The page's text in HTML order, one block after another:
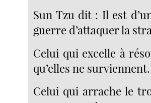
Sun Tzu dit : Il est
guerre d’attaquer la
Celui qui excelle à
qu’elles ne surviennent.
Celui qui arrache le